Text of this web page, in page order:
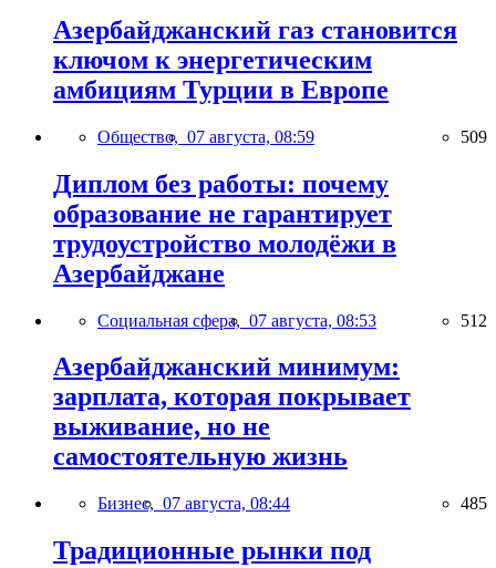
Азербайджанский газ становится
ключом к энергетическим
амбициям Турции в Европе
Общество, 07 августа, 08:59 509
Диплом без работы: почему
образование не гарантирует
трудоустройство молодёжи в
Азербайджане
Социальная сфера, 07 августа, 08:53 512
Азербайджанский минимум:
зарплата, которая покрывает
выживание, но не
самостоятельную жизнь
Бизнес, 07 августа, 08:44 485
Традиционные рынки под